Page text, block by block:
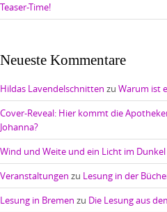
Teaser-Time!
Neueste Kommentare
Hildas Lavendelschnitten zu Warum ist
Cover-Reveal: Hier kommt die
Johanna?
Wind und Weite und ein Licht im Dunkel
Veranstaltungen zu Lesung in der
Lesung in Bremen zu Die Lesung aus